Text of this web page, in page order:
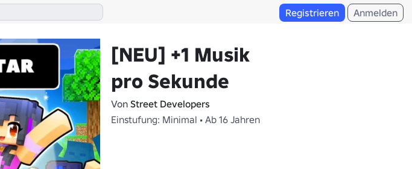
Registrieren Anmelden
[NEU] +1 Musik
pro Sekunde
Von Street Developers
Einstufung: Minimal • Ab 16 Jahren